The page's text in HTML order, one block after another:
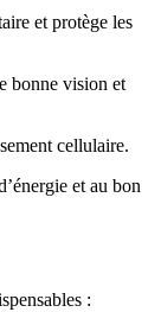
et protège les
bonne vision et
cellulaire.
et au bon
: